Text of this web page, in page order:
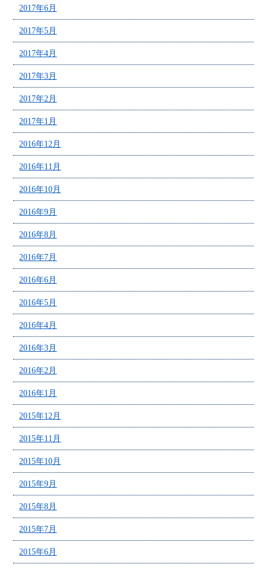
2017年6月
2017年5月
2017年4月
2017年3月
2017年2月
2017年1月
2016年12月
2016年11月
2016年10月
2016年9月
2016年8月
2016年7月
2016年6月
2016年5月
2016年4月
2016年3月
2016年2月
2016年1月
2015年12月
2015年11月
2015年10月
2015年9月
2015年8月
2015年7月
2015年6月